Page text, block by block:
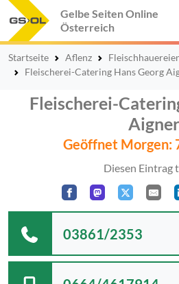
Gelbe Seiten Online
Österreich
Startseite Aflenz
Fleischerei-Catering Hans Georg
Fleischerei-
Aigner
Geöffnet Morgen:
Diesen Eintrag
03861/2353